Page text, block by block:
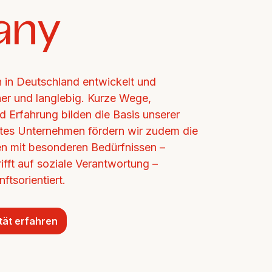
Deutschland entwickelt und
und langlebig. Kurze Wege,
Erfahrung bilden die Basis unserer
Unternehmen fördern wir zudem die
mit besonderen Bedürfnissen –
auf soziale Verantwortung –
erfahren